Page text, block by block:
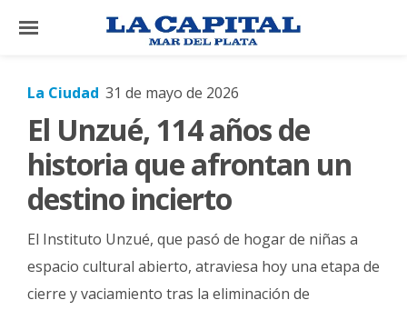
×
El
País
El
Mundo
La
Zona
Cultura
La Ciudad 31 de mayo de 2026
El Unzué, 114 años de
historia que afrontan un
destino incierto
El Instituto Unzué, que pasó de hogar de niñas a
espacio cultural abierto, atraviesa hoy una etapa de
cierre y vaciamiento tras la eliminación de